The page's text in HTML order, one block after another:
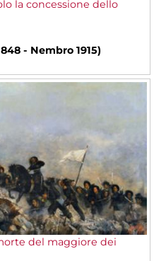
la concessione dello
- Nembro 1915)
del maggiore dei